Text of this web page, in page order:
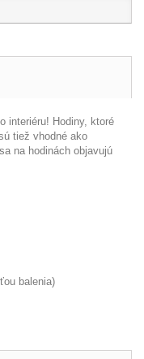
interiéru! Hodiny, ktoré
tiež vhodné ako
sa na hodinách objavujú
balenia)